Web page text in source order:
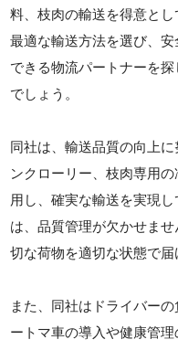
料、枝肉の輸送を得意と
最適な輸送方法を選び、
できる物流パートナーを
でしょう。
同社は、輸送品質の向上
ンクローリー、枝肉専用
用し、確実な輸送を実現
は、品質管理が欠かせま
切な荷物を適切な状態で届
また、同社はドライバー
ートマ車の導入や健康管